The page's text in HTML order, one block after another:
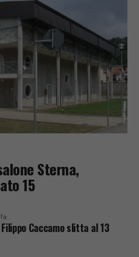
Sterna,
15
Caccamo slitta al 13